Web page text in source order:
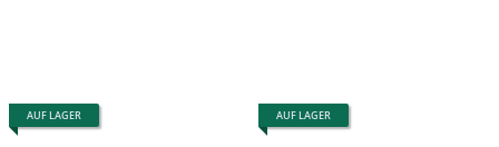
AUF LAGER AUF LAGER